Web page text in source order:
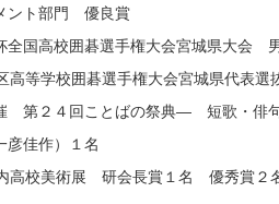
部門 優良賞
全国高校囲碁選手権大会宮城県大会
囲碁選手権大会宮城県代表選抜
第２４回ことばの祭典― 短歌・俳
彦佳作）１名
高校美術展 研会長賞１名 優秀賞２